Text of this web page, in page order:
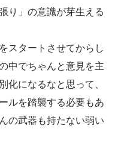
り」の意識が芽生える
スタートさせてからし
中でちゃんと意見を主
化になるなと思って、
ルを踏襲する必要もあ
の武器も持たない弱い